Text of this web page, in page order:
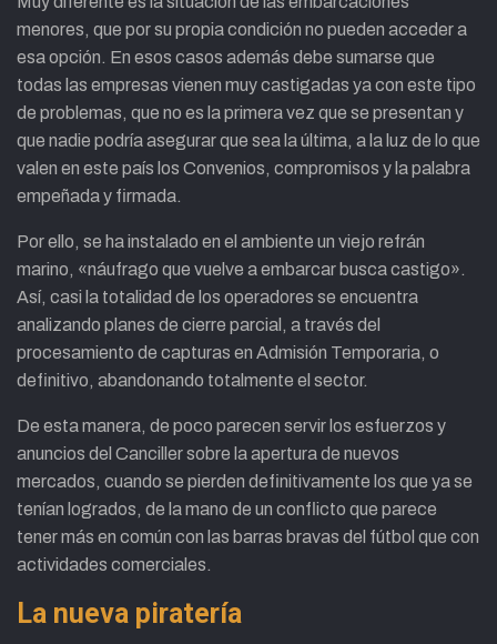
menores, que por su propia condición no pueden acceder a
esa opción. En esos casos además debe sumarse que
todas las empresas vienen muy castigadas ya con este tipo
de problemas, que no es la primera vez que se presentan y
que nadie podría asegurar que sea la última, a la luz de lo que
valen en este país los Convenios, compromisos y la palabra
empeñada y firmada.
Por ello, se ha instalado en el ambiente un viejo refrán
marino, «náufrago que vuelve a embarcar busca castigo».
Así, casi la totalidad de los operadores se encuentra
analizando planes de cierre parcial, a través del
procesamiento de capturas en Admisión Temporaria, o
definitivo, abandonando totalmente el sector.
De esta manera, de poco parecen servir los esfuerzos y
anuncios del Canciller sobre la apertura de nuevos
mercados, cuando se pierden definitivamente los que ya se
tenían logrados, de la mano de un conflicto que parece
tener más en común con las barras bravas del fútbol que con
actividades comerciales.
La nueva piratería